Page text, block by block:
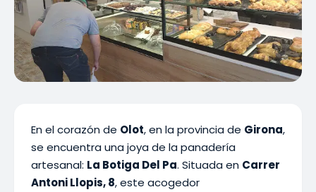
En el corazón de Olot, en la provincia de Girona,
se encuentra una joya de la panadería
artesanal: La Botiga Del Pa. Situada en Carrer
Antoni Llopis, 8, este acogedor